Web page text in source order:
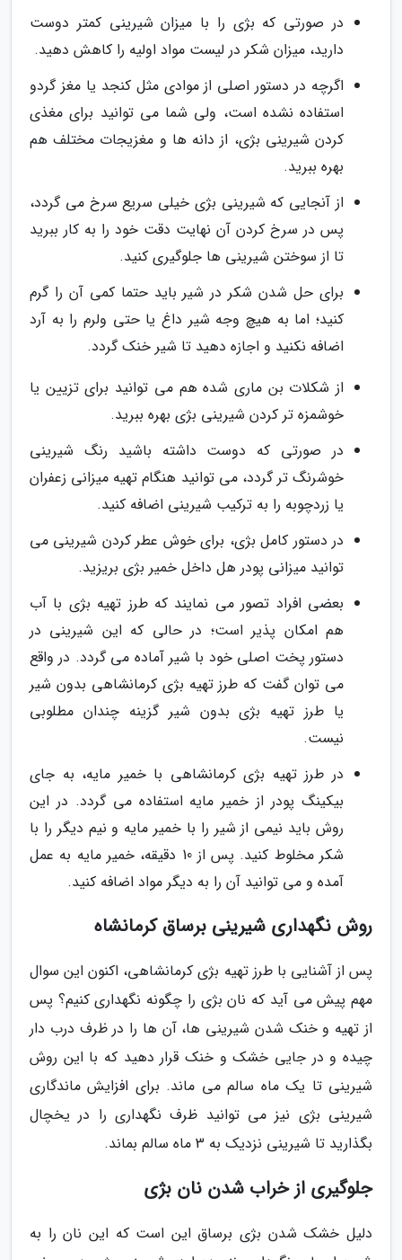
در صورتی که بژی را با میزان شیرینی کمتر دوست
دارید، میزان شکر در لیست مواد اولیه را کاهش دهید.
اگرچه در دستور اصلی از موادی مثل کنجد یا مغز گردو
استفاده نشده است، ولی شما می توانید برای مغذی
کردن شیرینی بژی، از دانه ها و مغزیجات مختلف هم
بهره ببرید.
از آنجایی که شیرینی بژی خیلی سریع سرخ می گردد،
پس در سرخ کردن آن نهایت دقت خود را به کار ببرید
تا از سوختن شیرینی ها جلوگیری کنید.
برای حل شدن شکر در شیر باید حتما کمی آن را گرم
کنید؛ اما به هیچ وجه شیر داغ یا حتی ولرم را به آرد
اضافه نکنید و اجازه دهید تا شیر خنک گردد.
از شکلات بن ماری شده هم می توانید برای تزیین یا
خوشمزه تر کردن شیرینی بژی بهره ببرید.
در صورتی که دوست داشته باشید رنگ شیرینی
خوشرنگ تر گردد، می توانید هنگام تهیه میزانی زعفران
یا زردچوبه را به ترکیب شیرینی اضافه کنید.
در دستور کامل بژی، برای خوش عطر کردن شیرینی می
توانید میزانی پودر هل داخل خمیر بژی بریزید.
بعضی افراد تصور می نمایند که طرز تهیه بژی با آب
هم امکان پذیر است؛ در حالی که این شیرینی در
دستور پخت اصلی خود با شیر آماده می گردد. در واقع
می توان گفت که طرز تهیه بژی کرمانشاهی بدون شیر
یا طرز تهیه بژی بدون شیر گزینه چندان مطلوبی
نیست.
در طرز تهیه بژی کرمانشاهی با خمیر مایه، به جای
بیکینگ پودر از خمیر مایه استفاده می گردد. در این
روش باید نیمی از شیر را با خمیر مایه و نیم دیگر را با
شکر مخلوط کنید. پس از 10 دقیقه، خمیر مایه به عمل
آمده و می توانید آن را به دیگر مواد اضافه کنید.
روش نگهداری شیرینی برساق کرمانشاه
پس از آشنایی با طرز تهیه بژی کرمانشاهی، اکنون این سوال
مهم پیش می آید که نان بژی را چگونه نگهداری کنیم؟ پس
از تهیه و خنک شدن شیرینی ها، آن ها را در ظرف درب دار
چیده و در جایی خشک و خنک قرار دهید که با این روش
شیرینی تا یک ماه سالم می ماند. برای افزایش ماندگاری
شیرینی بژی نیز می توانید ظرف نگهداری را در یخچال
بگذارید تا شیرینی نزدیک به 3 ماه سالم بماند.
جلوگیری از خراب شدن نان بژی
دلیل خشک شدن بژی برساق این است که این نان را به